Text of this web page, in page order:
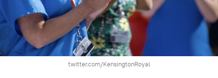
twitter.com/KensingtonRoyal